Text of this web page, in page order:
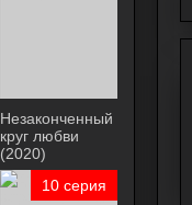
Незаконченный
круг любви
(2020)
10 серия